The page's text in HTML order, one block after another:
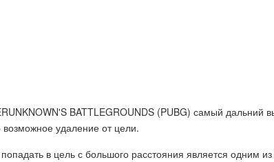
BATTLEGROUNDS (PUBG) самый
удаление от цели.
в цель с большого расстояния является одним